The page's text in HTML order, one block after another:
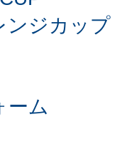
ンジカップ
ーム